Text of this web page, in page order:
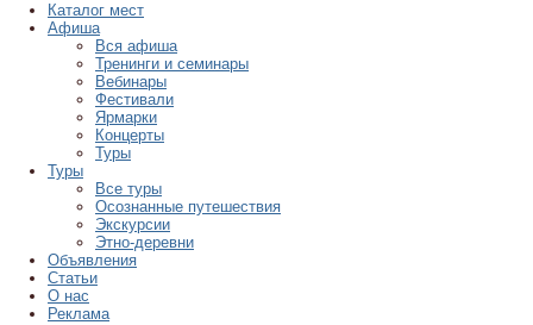
Каталог мест
Афиша
Вся афиша
Тренинги и семинары
Вебинары
Фестивали
Ярмарки
Концерты
Туры
Туры
Все туры
Осознанные путешествия
Экскурсии
Этно-деревни
Объявления
Статьи
О нас
Реклама